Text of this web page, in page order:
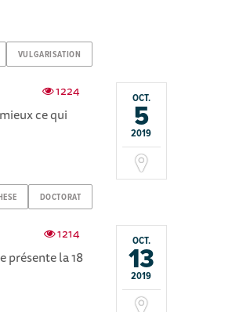
VULGARISATION
OCT.
5
2019
1224
ce qui
DOCTORAT
OCT.
13
2019
1214
présente la 18